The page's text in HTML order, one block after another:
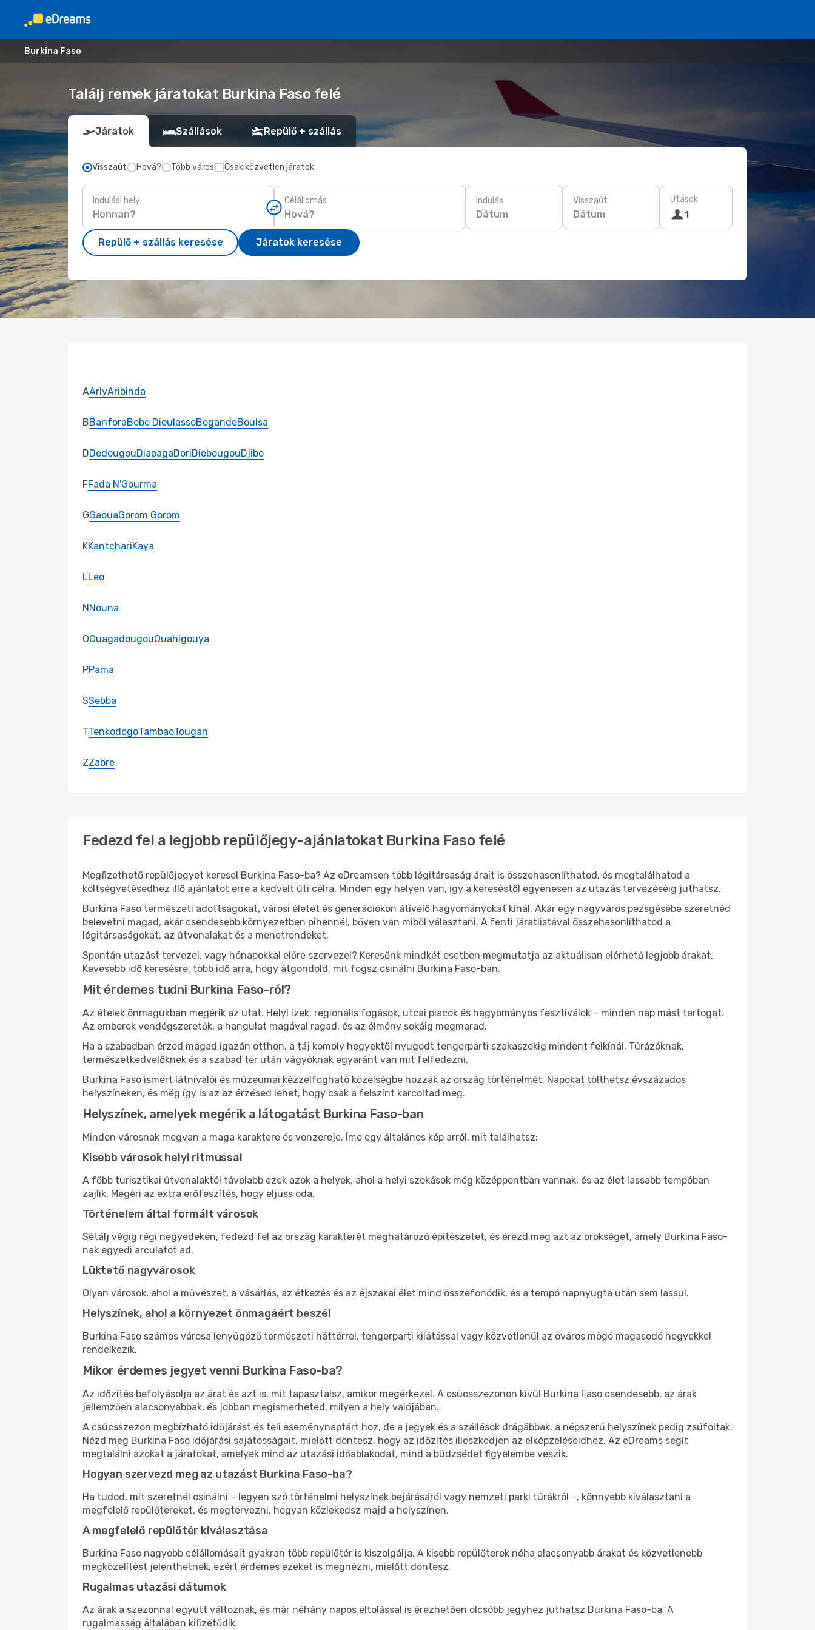
Burkina Faso
Találj remek járatokat Burkina Faso felé
Járatok Szállások Repülő + szállás
Visszaút Hová? Több város Csak közvetlen járatok
Indulási hely Célállomás Indulás
Dátum
Visszaút
Dátum
Utasok
1
Repülő + szállás keresése Járatok keresése
AArlyAribinda
BBanforaBobo DioulassoBogandeBoulsa
DDedougouDiapagaDoriDiebougouDjibo
FFada N'Gourma
GGaouaGorom Gorom
KKantchariKaya
LLeo
NNouna
OOuagadougouOuahigouya
PPama
SSebba
TTenkodogoTambaoTougan
ZZabre
Fedezd fel a legjobb repülőjegy-ajánlatokat Burkina Faso felé
Megfizethető repülőjegyet keresel Burkina Faso-ba? Az eDreamsen több légitársaság árait is összehasonlíthatod, és megtalálhatod a
költségvetésedhez illő ajánlatot erre a kedvelt úti célra. Minden egy helyen van, így a kereséstől egyenesen az utazás tervezéséig juthatsz.
Burkina Faso természeti adottságokat, városi életet és generációkon átívelő hagyományokat kínál. Akár egy nagyváros pezsgésébe szeretnéd
belevetni magad, akár csendesebb környezetben pihennél, bőven van miből választani. A fenti járatlistával összehasonlíthatod a
légitársaságokat, az útvonalakat és a menetrendeket.
Spontán utazást tervezel, vagy hónapokkal előre szervezel? Keresőnk mindkét esetben megmutatja az aktuálisan elérhető legjobb árakat.
Kevesebb idő keresésre, több idő arra, hogy átgondold, mit fogsz csinálni Burkina Faso-ban.
Mit érdemes tudni Burkina Faso-ról?
Az ételek önmagukban megérik az utat. Helyi ízek, regionális fogások, utcai piacok és hagyományos fesztiválok – minden nap mást tartogat.
Az emberek vendégszeretők, a hangulat magával ragad, és az élmény sokáig megmarad.
Ha a szabadban érzed magad igazán otthon, a táj komoly hegyektől nyugodt tengerparti szakaszokig mindent felkínál. Túrázóknak,
természetkedvelőknek és a szabad tér után vágyóknak egyaránt van mit felfedezni.
Burkina Faso ismert látnivalói és múzeumai kézzelfogható közelségbe hozzák az ország történelmét. Napokat tölthetsz évszázados
helyszíneken, és még így is az az érzésed lehet, hogy csak a felszínt karcoltad meg.
Helyszínek, amelyek megérik a látogatást Burkina Faso-ban
Minden városnak megvan a maga karaktere és vonzereje. Íme egy általános kép arról, mit találhatsz:
Kisebb városok helyi ritmussal
A főbb turisztikai útvonalaktól távolabb ezek azok a helyek, ahol a helyi szokások még középpontban vannak, és az élet lassabb tempóban
zajlik. Megéri az extra erőfeszítés, hogy eljuss oda.
Történelem által formált városok
Sétálj végig régi negyedeken, fedezd fel az ország karakterét meghatározó építészetet, és érezd meg azt az örökséget, amely Burkina Faso-
nak egyedi arculatot ad.
Lüktető nagyvárosok
Olyan városok, ahol a művészet, a vásárlás, az étkezés és az éjszakai élet mind összefonódik, és a tempó napnyugta után sem lassul.
Helyszínek, ahol a környezet önmagáért beszél
Burkina Faso számos városa lenyűgöző természeti háttérrel, tengerparti kilátással vagy közvetlenül az óváros mögé magasodó hegyekkel
rendelkezik.
Mikor érdemes jegyet venni Burkina Faso-ba?
Az időzítés befolyásolja az árat és azt is, mit tapasztalsz, amikor megérkezel. A csúcsszezonon kívül Burkina Faso csendesebb, az árak
jellemzően alacsonyabbak, és jobban megismerheted, milyen a hely valójában.
A csúcsszezon megbízható időjárást és teli eseménynaptárt hoz, de a jegyek és a szállások drágábbak, a népszerű helyszínek pedig zsúfoltak.
Nézd meg Burkina Faso időjárási sajátosságait, mielőtt döntesz, hogy az időzítés illeszkedjen az elképzeléseidhez. Az eDreams segít
megtalálni azokat a járatokat, amelyek mind az utazási időablakodat, mind a büdzsédet figyelembe veszik.
Hogyan szervezd meg az utazást Burkina Faso-ba?
Ha tudod, mit szeretnél csinálni – legyen szó történelmi helyszínek bejárásáról vagy nemzeti parki túrákról –, könnyebb kiválasztani a
megfelelő repülőtereket, és megtervezni, hogyan közlekedsz majd a helyszínen.
A megfelelő repülőtér kiválasztása
Burkina Faso nagyobb célállomásait gyakran több repülőtér is kiszolgálja. A kisebb repülőterek néha alacsonyabb árakat és közvetlenebb
megközelítést jelenthetnek, ezért érdemes ezeket is megnézni, mielőtt döntesz.
Rugalmas utazási dátumok
Az árak a szezonnal együtt változnak, és már néhány napos eltolással is érezhetően olcsóbb jegyhez juthatsz Burkina Faso-ba. A
rugalmasság általában kifizetődik.